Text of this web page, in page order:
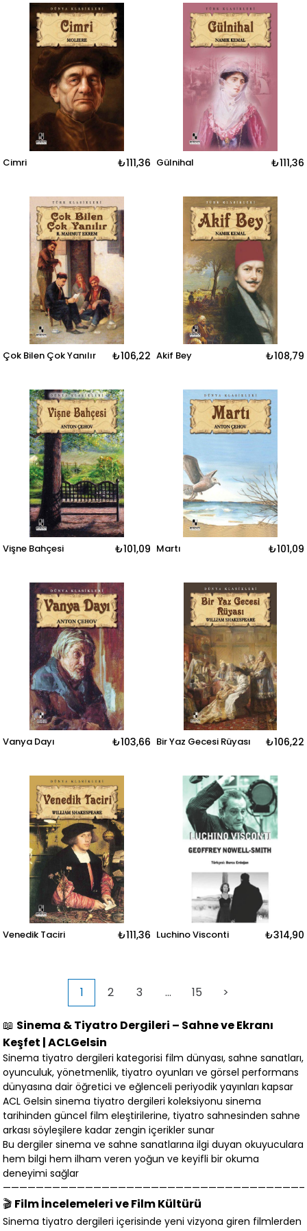
Cimri ₺111,36 Gülnihal ₺111,36
Çok Bilen Çok Yanılır ₺106,22 Akif Bey ₺108,79
Vişne Bahçesi ₺101,09 Martı ₺101,09
Vanya Dayı ₺103,66 Bir Yaz Gecesi Rüyası ₺106,22
Venedik Taciri ₺111,36 Luchino Visconti ₺314,90
1 2 3 ... 15 >
📖 Sinema & Tiyatro Dergileri – Sahne ve Ekranı
Keşfet | ACLGelsin
Sinema tiyatro dergileri kategorisi film dünyası, sahne sanatları,
oyunculuk, yönetmenlik, tiyatro oyunları ve görsel performans
dünyasına dair öğretici ve eğlenceli periyodik yayınları kapsar
ACL Gelsin sinema tiyatro dergileri koleksiyonu sinema
tarihinden güncel film eleştirilerine, tiyatro sahnesinden sahne
arkası söyleşilere kadar zengin içerikler sunar
Bu dergiler sinema ve sahne sanatlarına ilgi duyan okuyuculara
hem bilgi hem ilham veren yoğun ve keyifli bir okuma
deneyimi sağlar
🎬 Film İncelemeleri ve Film Kültürü
Sinema tiyatro dergileri içerisinde yeni vizyona giren filmlerden